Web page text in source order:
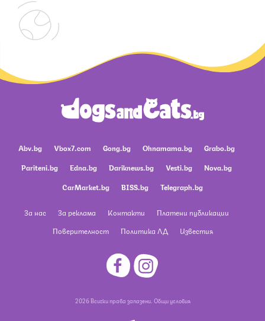
Abv.bg Vbox7.com Gong.bg Ohnamama.bg
Grabo.bg
Pariteni.bg
Edna.bg Dariknews.bg Vesti.bg
Nova.bg
CarMarket.bg
BISS.bg Telegraph.bg
За нас За реклама Контакти
Платени публикации
Поверителност
Политика ЛД Известия
2026 Всички права запазени. Общи условия